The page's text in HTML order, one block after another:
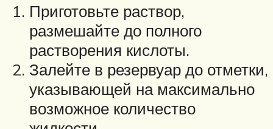
Приготовьте раствор,
размешайте до полного
растворения кислоты.
Залейте в резервуар до отметки,
указывающей на максимально
возможное количество